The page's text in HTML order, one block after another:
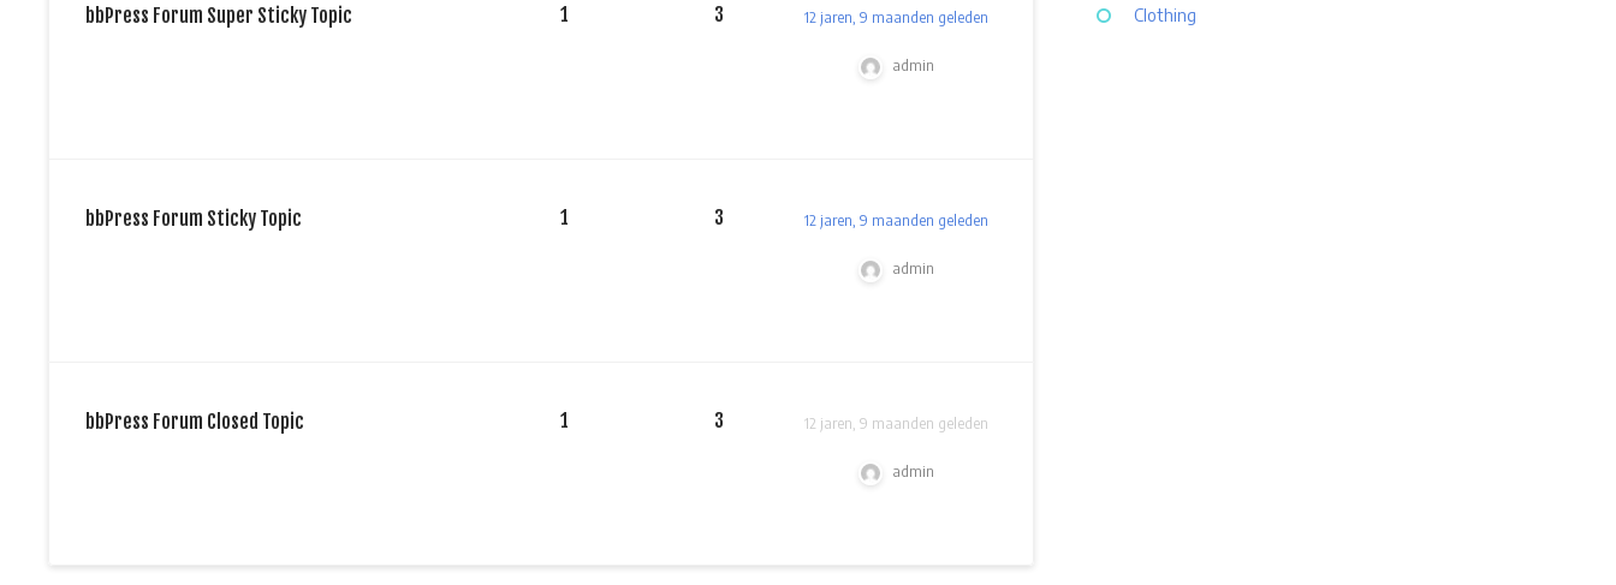
bbPress Forum Super Sticky Topic 1 3 12 jaren, 9 maanden geleden
admin
bbPress Forum Sticky Topic 1 3 12 jaren, 9 maanden geleden
admin
bbPress Forum Closed Topic 1 3 12 jaren, 9 maanden geleden
admin
Clothing